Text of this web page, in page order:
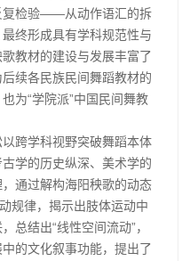
复检验——从动作语汇的拆
终形成具有学科规范性与
教材的建设与发展丰富了
续各民族民间舞蹈教材的
为“学院派”中国民间舞教
跨学科视野突破舞蹈本体
学的历史纵深、美术学的
通过解构海阳秧歌的动态
规律，揭示出肢体运动中
总结出“线性空间流动”，
的文化叙事功能，提出了